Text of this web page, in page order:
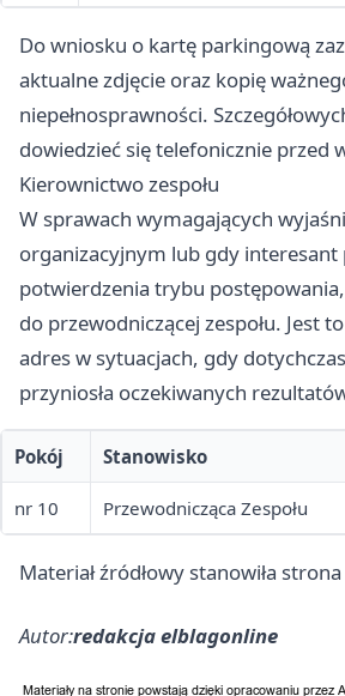
Do wniosku o kartę parkingową
aktualne zdjęcie oraz kopię
niepełnosprawności.
dowiedzieć się telefonicznie przed
Kierownictwo zespołu
W sprawach wymagających
organizacyjnym lub gdy interesant
potwierdzenia trybu
do przewodniczącej zespołu. Jest
adres w sytuacjach, gdy
przyniosła oczekiwanych
Pokój Stanowisko
nr 10 Przewodnicząca Zespołu
Materiał źródłowy stanowiła
Autor:redakcja elblagonline